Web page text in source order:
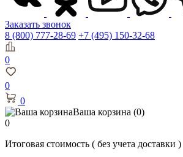
Заказать звонок
8 (800) 777-28-69 +7 (495) 150-32-68
0
0
0
Ваша корзина (0)
0
Итоговая стоимость ( без учета доставки )